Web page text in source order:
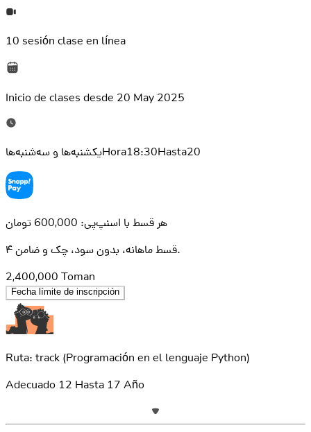
10 sesión clase en línea
Inicio de clases desde 20 May 2025
یکشنبه‌ها و سه‌شنبه‌هاHora18:30Hasta20
هر قسط با اسنپ‌پی: 600,000 تومان
2,400,000 Toman
Fecha límite de inscripción
Ruta: track (Programación en el lenguaje Python)
Adecuado 12 Hasta 17 Año